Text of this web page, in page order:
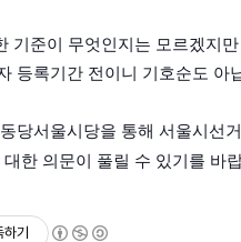
기준이 무엇인지는 모르겠지
등록기간 전이니 기호순도 아
당서울시당을 통해 서울시선
한 의문이 풀릴 수 있기를 바
기